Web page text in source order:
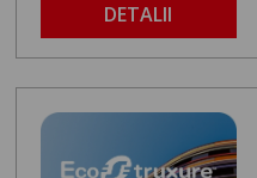
DETALII